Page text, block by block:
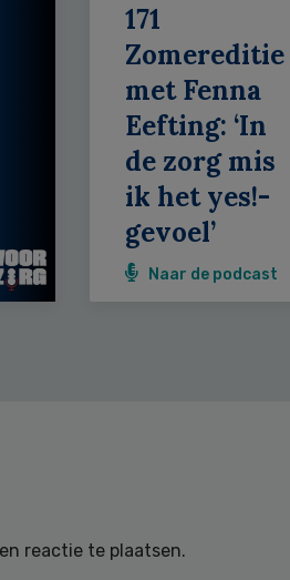
171
Zomereditie
met Fenna
Eefting: ‘In
de zorg mis
ik het yes!-
gevoel’
Naar de podcast
reactie te plaatsen.